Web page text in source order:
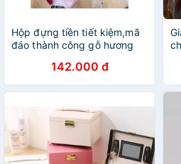
Hộp đựng tiền tiết kiệm,mã
đáo thành công gỗ hương
142.000 đ